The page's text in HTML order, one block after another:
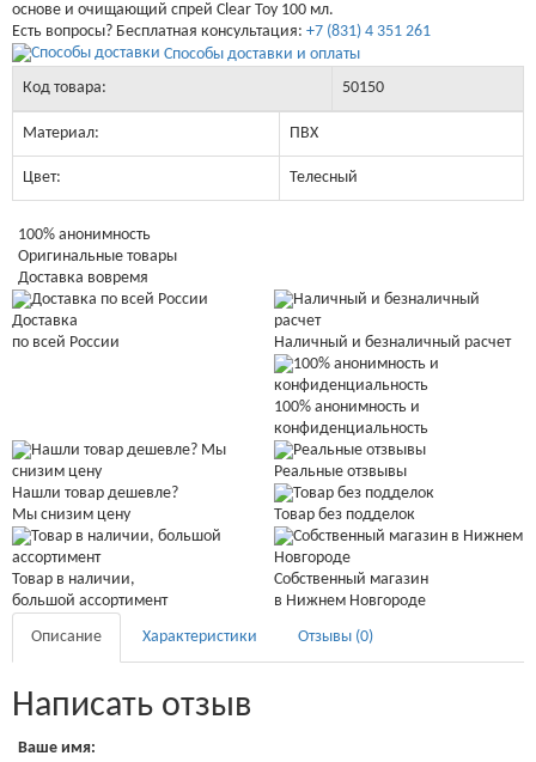
основе и очищающий спрей Clear Toy 100 мл.
Есть вопросы? Бесплатная консультация: +7 (831) 4 351 261
Способы доставки и оплаты
Код товара:
50150
Материал: ПВХ
Цвет: Телесный
100% анонимность
Оригинальные товары
Доставка вовремя
Доставка
по всей России
Наличный и безналичный расчет
100% анонимность и
конфиденциальность
Нашли товар дешевле?
Мы снизим цену
Реальные отзвывы
Товар без подделок
Товар в наличии,
большой ассортимент
Собственный магазин
в Нижнем Новгороде
Описание
Характеристики Отзывы (0)
Написать отзыв
Ваше имя: